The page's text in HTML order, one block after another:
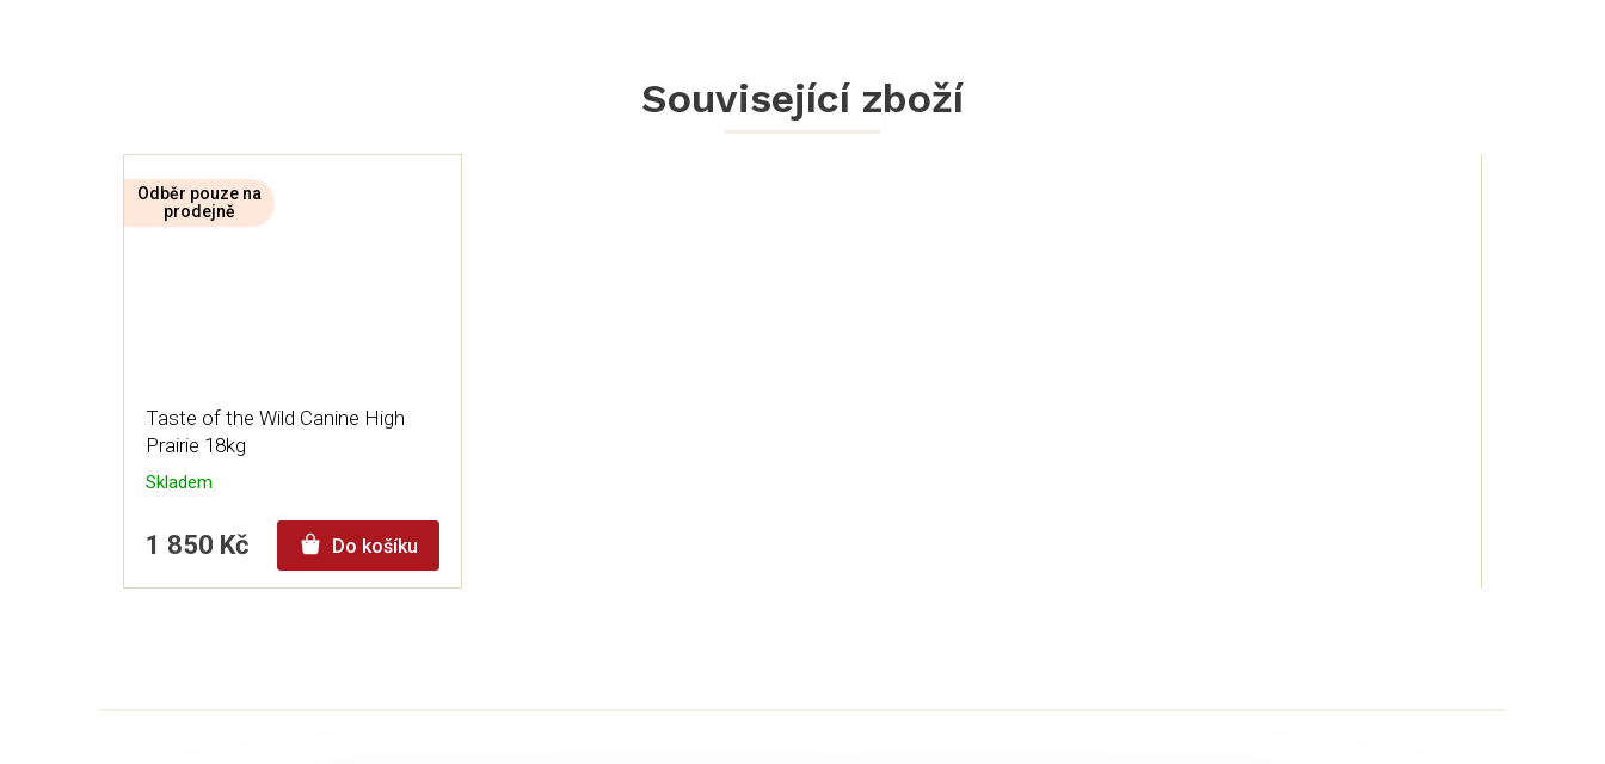
Související zboží
Odběr pouze na
prodejně
Taste of the Wild Canine High
Prairie 18kg
Skladem
1 850 Kč Do košíku